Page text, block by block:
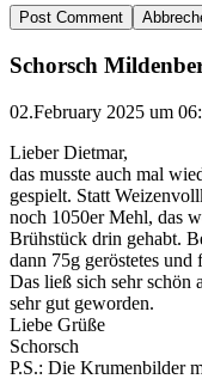
Schorsch
02.February 2025 um
Lieber Dietmar,
das musste auch mal
gespielt. Statt
noch 1050er Mehl, das
Brühstück drin gehabt.
dann 75g geröstetes und
Das ließ sich sehr schön
sehr gut geworden.
Liebe Grüße
Schorsch
P.S.: Die Krumenbilder